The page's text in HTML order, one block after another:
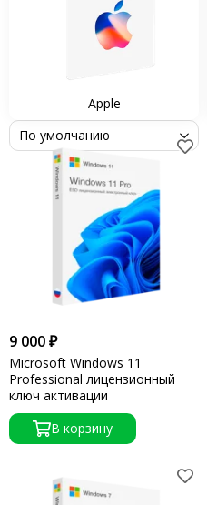
Apple
9 000 ₽
Microsoft Windows 11
Professional лицензионный
ключ активации
В корзину